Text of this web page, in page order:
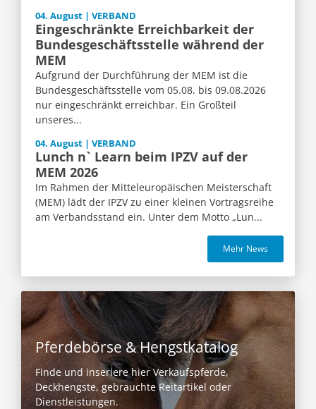
04. August | VERBAND
Eingeschränkte Erreichbarkeit der
Bundesgeschäftsstelle während der
MEM
Aufgrund der Durchführung der MEM ist die
Bundesgeschäftsstelle vom 05.08. bis 09.08.2026
nur eingeschränkt erreichbar. Ein Großteil
unseres...
04. August | VERBAND
Lunch n` Learn beim IPZV auf der
MEM 2026
Im Rahmen der Mitteleuropäischen Meisterschaft
(MEM) lädt der IPZV zu einer kleinen Vortragsreihe
am Verbandsstand ein. Unter dem Motto „Lun...
Mehr News
Pferdebörse & Hengstkatalog
Finde und inseriere hier Verkaufspferde,
Deckhengste, gebrauchte Reitartikel oder
Dienstleistungen.